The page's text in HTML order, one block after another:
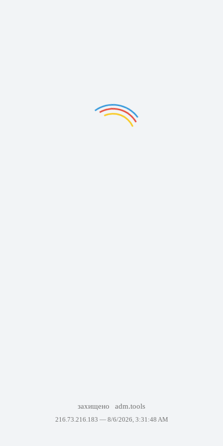
захищено adm.tools
216.73.216.183 — 8/6/2026, 3:31:48 AM